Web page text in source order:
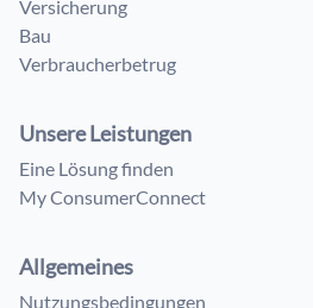
Versicherung
Bau
Verbraucherbetrug
Unsere Leistungen
Eine Lösung finden
My ConsumerConnect
Allgemeines
Nutzungsbedingungen